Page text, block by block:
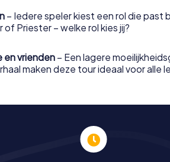
– Iedere speler kiest een rol die past
Priester – welke rol kies jij?
en vrienden – Een lagere
maken deze tour ideaal voor alle